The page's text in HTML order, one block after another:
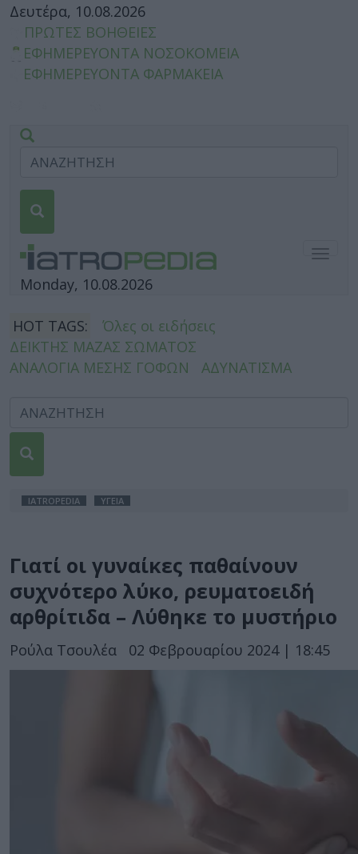
Δευτέρα, 10.08.2026
ΠΡΩΤΕΣ ΒΟΗΘΕΙΕΣ
ΕΦΗΜΕΡΕΥΟΝΤΑ ΝΟΣΟΚΟΜΕΙΑ
ΕΦΗΜΕΡΕΥΟΝΤΑ ΦΑΡΜΑΚΕΙΑ
Monday, 10.08.2026
HOT TAGS:
Όλες οι ειδήσεις
ΔΕΙΚΤΗΣ ΜΑΖΑΣ ΣΩΜΑΤΟΣ
ΑΝΑΛΟΓΙΑ ΜΕΣΗΣ ΓΟΦΩΝ
ΑΔΥΝΑΤΙΣΜΑ
IATROPEDIA ΥΓΕΙΑ
Γιατί οι γυναίκες παθαίνουν
συχνότερο λύκο, ρευματοειδή
αρθρίτιδα – Λύθηκε το μυστήριο
Ρούλα Τσουλέα 02 Φεβρουαρίου 2024 | 18:45